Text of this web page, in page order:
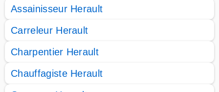
Assainisseur Herault
Carreleur Herault
Charpentier Herault
Chauffagiste Herault